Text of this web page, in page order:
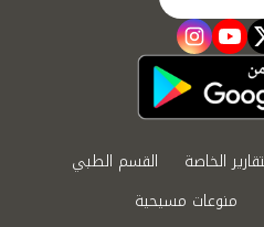
youtube
instagram
الخاصة
القسم الطبي
منوعات مسيحية